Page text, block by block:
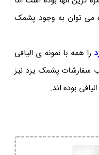
می توان به وجود پشمک
را همه با نمونه ی الیافی
سفارشات پشمک یزد نیز
بوده اند.